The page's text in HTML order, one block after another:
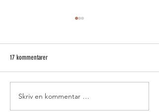
17 kommentarer
Skriv en kommentar …